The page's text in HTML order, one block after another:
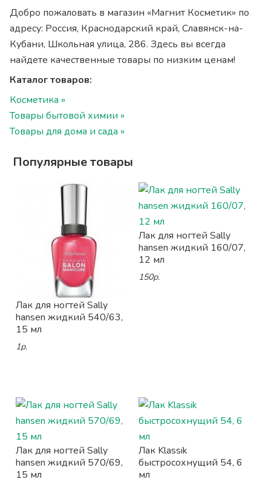
Добро пожаловать в магазин «Магнит Косметик» по
адресу: Россия, Краснодарский край, Славянск-на-
Кубани, Школьная улица, 286. Здесь вы всегда
найдете качественные товары по низким ценам!
Каталог товаров:
Косметика »
Товары бытовой химии »
Товары для дома и сада »
Популярные товары
Лак для ногтей Sally
hansen жидкий 540/63,
15 мл
1р.
Лак для ногтей Sally
hansen жидкий 160/07,
12 мл
150р.
Лак для ногтей Sally
hansen жидкий 570/69,
15 мл
Лак Klassik
быстросохнущий 54, 6
мл